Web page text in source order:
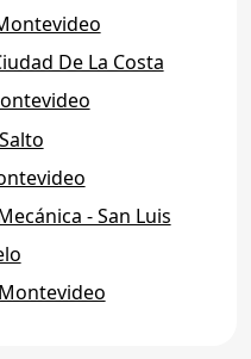
De La Costa
- San Luis